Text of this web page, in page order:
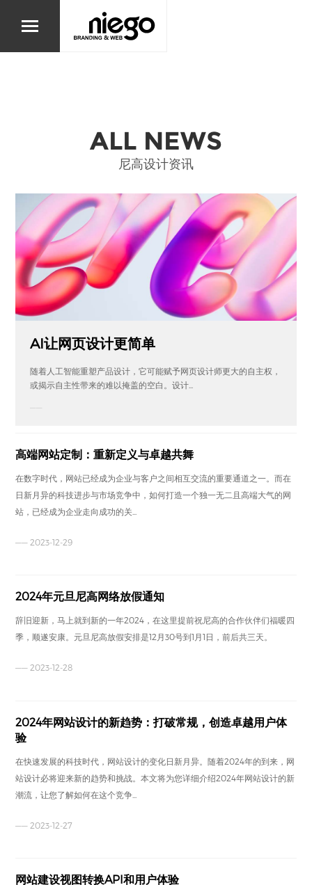
ALL NEWS
尼高设计资讯
AI让网页设计更简单
随着人工智能重塑产品设计，它可能赋予网页设计师更大的自主权，
或揭示自主性带来的难以掩盖的空白。设计...
——
高端网站定制：重新定义与卓越共舞
在数字时代，网站已经成为企业与客户之间相互交流的重要通道之一。而在
日新月异的科技进步与市场竞争中，如何打造一个独一无二且高端大气的网
站，已经成为企业走向成功的关...
—— 2023-12-29
2024年元旦尼高网络放假通知
辞旧迎新，马上就到新的一年2024，在这里提前祝尼高的合作伙伴们福暖四
季，顺遂安康。元旦尼高放假安排是12月30号到1月1日，前后共三天。
—— 2023-12-28
2024年网站设计的新趋势：打破常规，创造卓越用户体
验
在快速发展的科技时代，网站设计的变化日新月异。随着2024年的到来，网
站设计必将迎来新的趋势和挑战。本文将为您详细介绍2024年网站设计的新
潮流，让您了解如何在这个竞争...
—— 2023-12-27
网站建设视图转换API和用户体验